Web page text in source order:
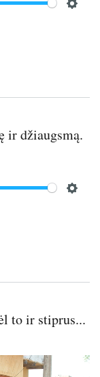
n
ir džiaugsmą.
n
to ir stiprus...